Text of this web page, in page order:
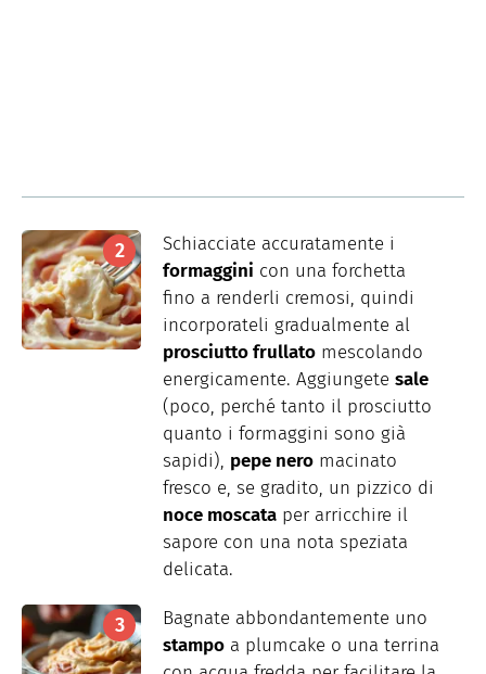
Schiacciate accuratamente i
formaggini con una forchetta
fino a renderli cremosi, quindi
incorporateli gradualmente al
prosciutto frullato mescolando
energicamente. Aggiungete sale
(poco, perché tanto il prosciutto
quanto i formaggini sono già
sapidi), pepe nero macinato
fresco e, se gradito, un pizzico di
noce moscata per arricchire il
sapore con una nota speziata
delicata.
Bagnate abbondantemente uno
stampo a plumcake o una terrina